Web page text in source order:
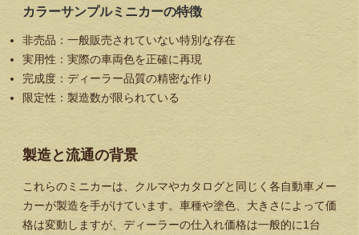
カラーサンプルミニカーの特徴
非売品 ：一般販売されていない特別な存在
実用性 ：実際の車両色を正確に再現
完成度 ：ディーラー品質の精密な作り
限定性 ：製造数が限られている
製造と流通の背景
これらのミニカーは、クルマやカタログと同じく各自動車メー
カーが製造を手がけています。車種や塗色、大きさによって価
格は変動しますが、ディーラーの仕入れ価格は一般的に1台